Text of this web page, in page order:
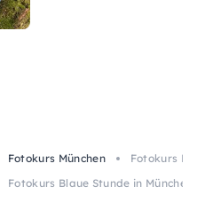
Fotokurs München
Fotokurs
Fotokurs Blaue Stunde in